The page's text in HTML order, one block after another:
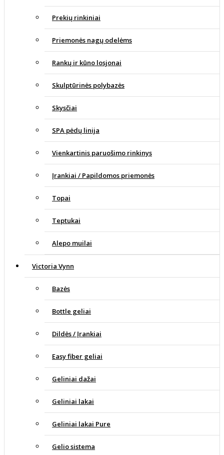
Prekių rinkiniai
Priemonės nagų odelėms
Rankų ir kūno losjonai
Skulptūrinės polybazės
Skysčiai
SPA pėdų linija
Vienkartinis paruošimo rinkinys
Įrankiai / Papildomos priemonės
Topai
Teptukai
Alepo muilai
Victoria Vynn
Bazės
Bottle geliai
Dildės / Įrankiai
Easy fiber geliai
Geliniai dažai
Geliniai lakai
Geliniai lakai Pure
Gelio sistema